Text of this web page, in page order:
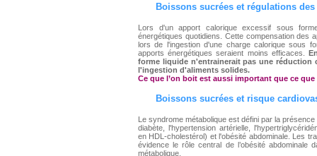
Boissons sucrées et régulations des
Lors d'un apport calorique excessif sous
énergétiques quotidiens. Cette compensation des
lors de l'ingestion d'une charge calorique sous
apports énergétiques seraient moins efficaces.
forme liquide n'entrainerait pas une réduction
l'ingestion d'aliments solides.
Ce que l’on boit est aussi important que ce que
Boissons sucrées et risque
Le syndrome métabolique est défini par la
diabète, l'hypertension artérielle,
en HDL-cholestérol) et l'obésité abdominale. Les
évidence le rôle central de l’obésité abdominale
métabolique.